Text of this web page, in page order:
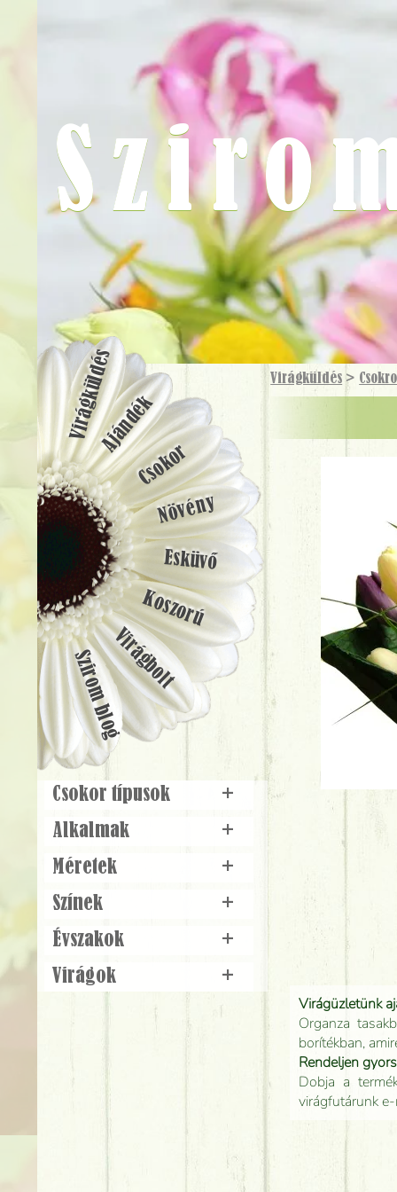
Virágküldés >
Virágüzletünk
Organza
borítékban,
Rendeljen
Dobja a
virágfutárunk
VirágküldésAjándék
Csokor
Növény
Esküvő
Koszorú
Virágbolt
Szirom blog
Csokor típusok
+
Alkalmak
+
Méretek
+
Színek
+
Évszakok
+
Virágok
+